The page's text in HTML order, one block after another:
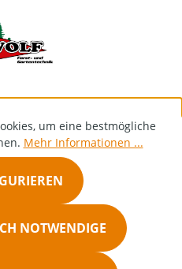
um eine bestmögliche
Mehr Informationen ...
NOTWENDIGE